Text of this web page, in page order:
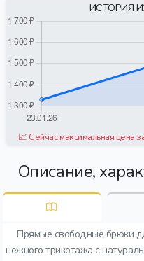
ИСТОРИЯ
📈 Сейчас максимальная цена
Описание,
Прямые свободные брюки
нежного трикотажа с